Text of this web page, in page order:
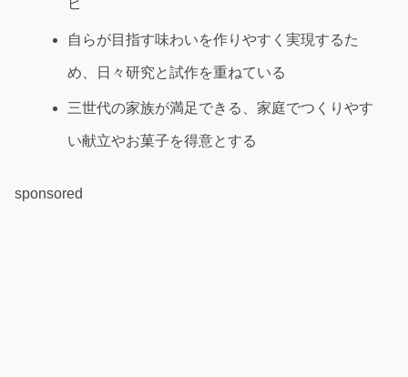
ピ
自らが目指す味わいを作りやすく実現するた
め、日々研究と試作を重ねている
三世代の家族が満足できる、家庭でつくりやす
い献立やお菓子を得意とする
sponsored